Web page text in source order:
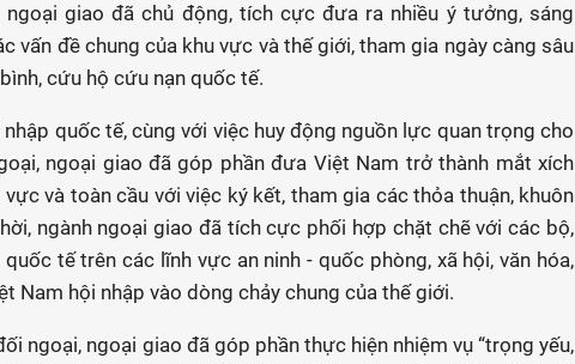
ngoại giao đã chủ động, tích cực đưa ra nhiều ý tưởng, sáng
vấn đề chung của khu vực và thế giới, tham gia ngày càng sâu
cứu hộ cứu nạn quốc tế.
quốc tế, cùng với việc huy động nguồn lực quan trọng cho
ngoại giao đã góp phần đưa Việt Nam trở thành mắt xích
và toàn cầu với việc ký kết, tham gia các thỏa thuận, khuôn
ngành ngoại giao đã tích cực phối hợp chặt chẽ với các bộ,
tế trên các lĩnh vực an ninh - quốc phòng, xã hội, văn hóa,
Nam hội nhập vào dòng chảy chung của thế giới.
ngoại, ngoại giao đã góp phần thực hiện nhiệm vụ “trọng yếu,